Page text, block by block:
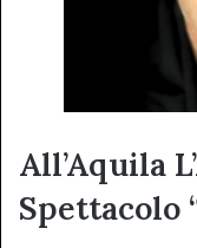
All’Aquila
Spettacolo